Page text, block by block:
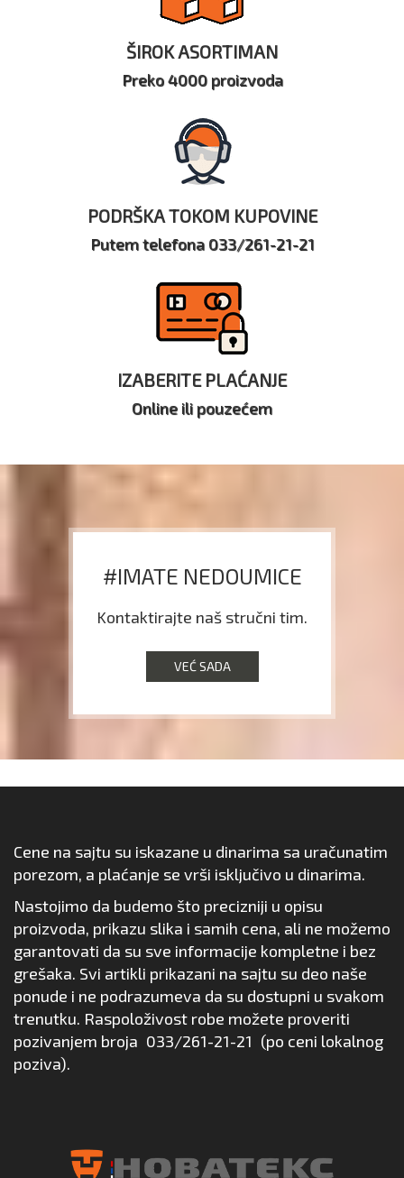
ŠIROK ASORTIMAN
Preko 4000 proizvoda
PODRŠKA TOKOM KUPOVINE
Putem telefona 033/261-21-21
IZABERITE PLAĆANJE
Online ili pouzećem
#IMATE NEDOUMICE
Kontaktirajte naš stručni tim.
VEĆ SADA
Cene na sajtu su iskazane u dinarima sa uračunatim
porezom, a plaćanje se vrši isključivo u dinarima.
Nastojimo da budemo što precizniji u opisu
proizvoda, prikazu slika i samih cena, ali ne možemo
garantovati da su sve informacije kompletne i bez
grešaka. Svi artikli prikazani na sajtu su deo naše
ponude i ne podrazumeva da su dostupni u svakom
trenutku. Raspoloživost robe možete proveriti
pozivanjem broja 033/261-21-21 (po ceni lokalnog
poziva).